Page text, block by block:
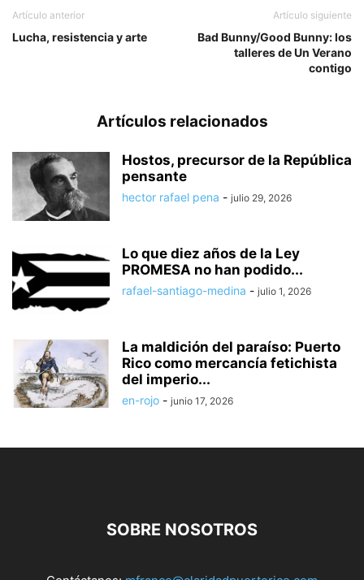
Artículo anterior
Lucha, resistencia y arte
Artículo siguiente
Bad Bunny/Good Bunny: los
talleres de Un Verano
contigo
Artículos relacionados
Hostos, precursor de la República
pensante
hector rafael pena - julio 29, 2026
Lo que diez años de la Ley
PROMESA no han podido...
rafael-santiago-medina - julio 1, 2026
La maldición del paraíso: Puerto
Rico como mercancía fetichista
del imperio...
en-rojo - junio 17, 2026
SOBRE NOSOTROS